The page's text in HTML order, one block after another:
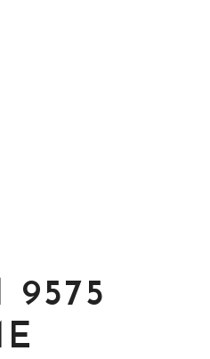
9575